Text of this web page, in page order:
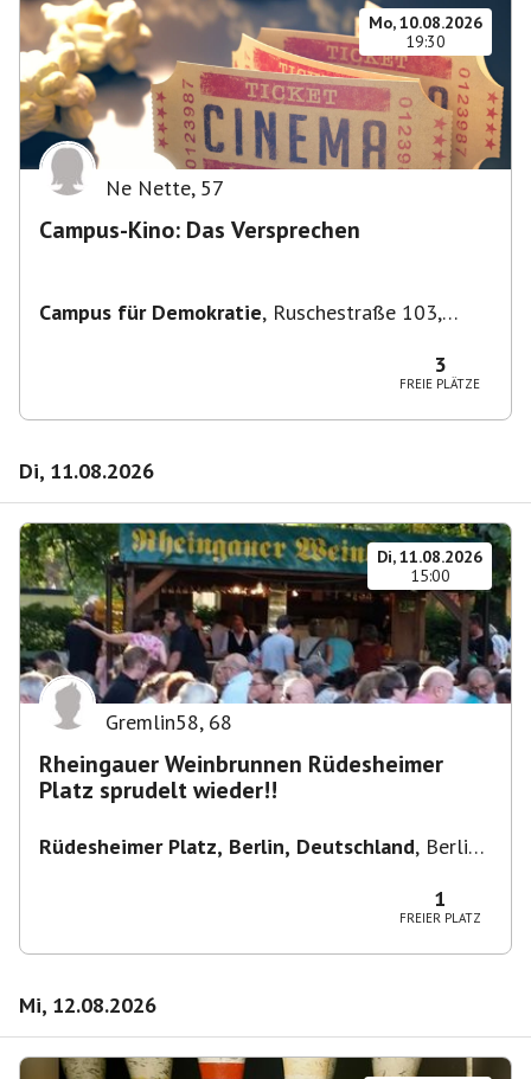
Mo, 10.08.2026
19:30
Ne Nette, 57
Campus-Kino: Das Versprechen
Campus für Demokratie, Ruschestraße 103,
3
FREIE PLÄTZE
Di, 11.08.2026
Di, 11.08.2026
15:00
Gremlin58, 68
Rheingauer Weinbrunnen Rüdesheimer
Platz sprudelt wieder!!
Rüdesheimer Platz, Berlin, Deutschland, Berlin-
1
FREIER PLATZ
Mi, 12.08.2026